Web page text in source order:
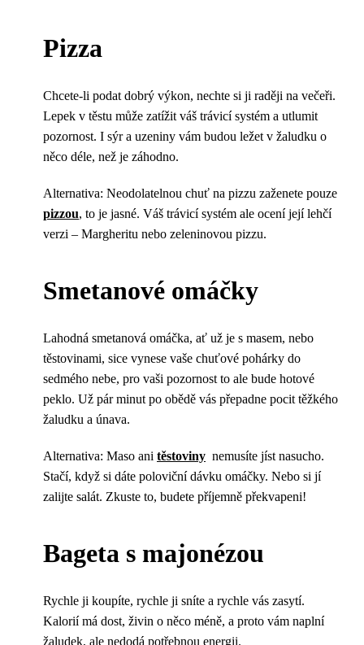
Pizza
Chcete-li podat dobrý výkon, nechte si ji raději na večeři.
Lepek v těstu může zatížit váš trávicí systém a utlumit
pozornost. I sýr a uzeniny vám budou ležet v žaludku o
něco déle, než je záhodno.
Alternativa: Neodolatelnou chuť na pizzu zaženete pouze
pizzou, to je jasné. Váš trávicí systém ale ocení její lehčí
verzi – Margheritu nebo zeleninovou pizzu.
Smetanové omáčky
Lahodná smetanová omáčka, ať už je s masem, nebo
těstovinami, sice vynese vaše chuťové pohárky do
sedmého nebe, pro vaši pozornost to ale bude hotové
peklo. Už pár minut po obědě vás přepadne pocit těžkého
žaludku a únava.
Alternativa: Maso ani těstoviny nemusíte jíst nasucho.
Stačí, když si dáte poloviční dávku omáčky. Nebo si jí
zalijte salát. Zkuste to, budete příjemně překvapeni!
Bageta s majonézou
Rychle ji koupíte, rychle ji sníte a rychle vás zasytí.
Kalorií má dost, živin o něco méně, a proto vám naplní
žaludek, ale nedodá potřebnou energii.